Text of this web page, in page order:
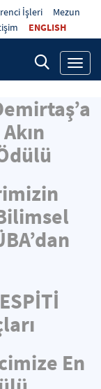
İşleri
Mezun
ENGLISH
En